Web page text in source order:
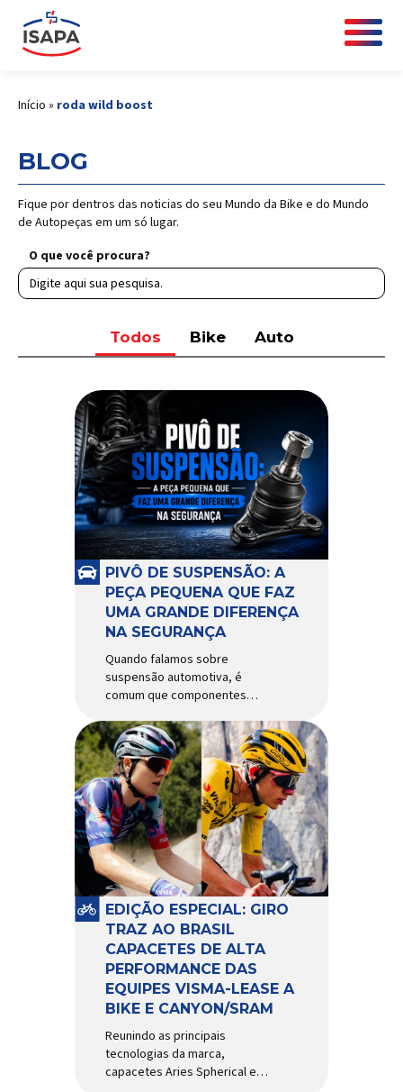
Início » roda wild boost
BLOG
Fique por dentros das noticias do seu Mundo da Bike e do Mundo
de Autopeças em um só lugar.
O que você procura?
Todos Bike Auto
PIVÔ DE SUSPENSÃO: A
PEÇA PEQUENA QUE FAZ
UMA GRANDE DIFERENÇA
NA SEGURANÇA
Quando falamos sobre
suspensão automotiva, é
comum que componentes
recebam mais atenção. Porém,
existe uma peça relativamente
pequena que desempenha um
papel fundamental na
segurança e no
comportamento do veículo: o
pivô de suspensão.
Responsável por conectar
diferentes componentes do
sistema e permitir os
movimentos necessários
durante a condução, o pivô […]
EDIÇÃO ESPECIAL: GIRO
TRAZ AO BRASIL
CAPACETES DE ALTA
PERFORMANCE DAS
EQUIPES VISMA-LEASE A
BIKE E CANYON/SRAM
Reunindo as principais
tecnologias da marca,
capacetes Aries Spherical e